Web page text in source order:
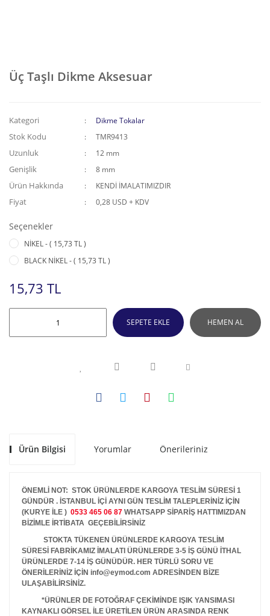
Üç Taşlı Dikme Aksesuar
Kategori Dikme Tokalar
Stok Kodu TMR9413
Uzunluk 12 mm
Genişlik 8 mm
Ürün Hakkında KENDİ İMALATIMIZDIR
Fiyat 0,28 USD + KDV
Seçenekler
NİKEL - ( 15,73 TL )
BLACK NİKEL - ( 15,73 TL )
15,73 TL
SEPETE EKLE HEMEN AL
Ürün Bilgisi Yorumlar Önerileriniz
ÖNEMLİ NOT: STOK ÜRÜNLERDE KARGOYA TESLİM SÜRESİ 1
GÜNDÜR . İSTANBUL İÇİ AYNI GÜN TESLİM TALEPLERİNİZ İÇİN
(KURYE İLE ) 0533 465 06 87 WHATSAPP SİPARİŞ HATTIMIZDAN
BİZİMLE İRTİBATA GEÇEBİLİRSİNİZ
STOKTA TÜKENEN ÜRÜNLERDE KARGOYA TESLİM
SÜRESİ FABRİKAMIZ İMALATI ÜRÜNLERDE 3-5 İŞ GÜNÜ İTHAL
ÜRÜNLERDE 7-14 İŞ GÜNÜDÜR. HER TÜRLÜ SORU VE
ÖNERİLERİNİZ İÇİN info@eymod.com ADRESİNDEN BİZE
ULAŞABİLİRSİNİZ.
*ÜRÜNLER DE FOTOĞRAF ÇEKİMİNDE IŞIK YANSIMASI
KAYNAKLI GÖRSEL İLE ÜRETİLEN ÜRÜN ARASINDA RENK